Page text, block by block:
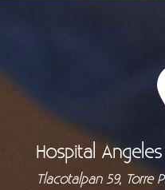
Hospital
Tlacotalpan 59, Torre